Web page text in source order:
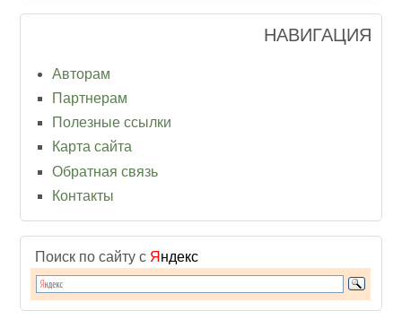
НАВИГАЦИЯ
Авторам
Партнерам
Полезные ссылки
Карта сайта
Обратная связь
Контакты
Поиск по сайту с Я ндекс